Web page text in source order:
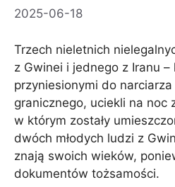
2025-06-18
Trzech nieletnich
z Gwinei i jednego z Iranu
przyniesionymi do
granicznego, uciekli na noc
w którym zostały
dwóch młodych ludzi z
znają swoich wieków,
dokumentów tożsamości.